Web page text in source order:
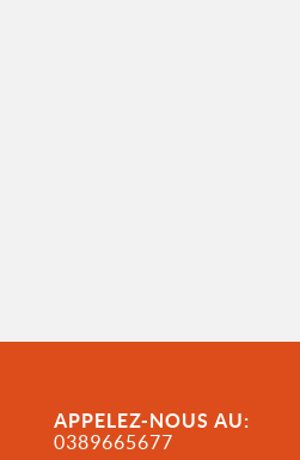
APPELEZ-NOUS AU:
0389665677